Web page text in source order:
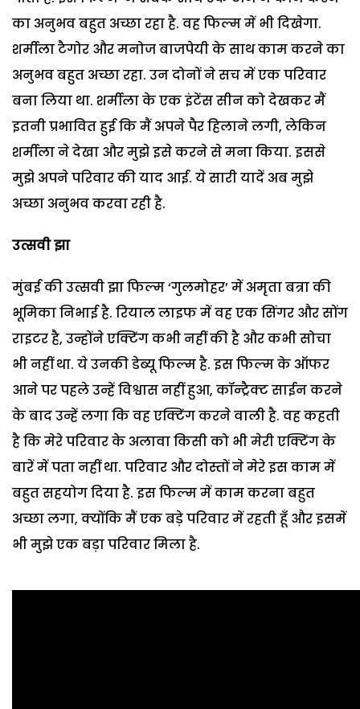
का अनुभव बहुत अच्छा रहा है. वह फिल्म में भी दिखेगा.
शर्मीला टैगोर और मनोज बाजपेयी के साथ काम करने का
अनुभव बहुत अच्छा रहा. उन दोनों ने सच में एक परिवार
बना लिया था. शर्मीला के एक इंटेंस सीन को देखकर मैं
इतनी प्रभावित हुई कि मैं अपने पैर हिलाने लगी, लेकिन
शर्मीला ने देखा और मुझे इसे करने से मना किया. इससे
मुझे अपने परिवार की याद आई. ये सारी यादें अब मुझे
अच्छा अनुभव करवा रही है.
उत्सवी झा
मुंबई की उत्सवी झा फिल्म ‘गुलमोहर’ में अमृता बत्रा की
भूमिका निभाई है. रियाल लाइफ में वह एक सिंगर और सोंग
राइटर है, उन्होंने एक्टिंग कभी नहीं की है और कभी सोचा
भी नहीं था. ये उनकी डेब्यू फिल्म है. इस फिल्म के ऑफर
आने पर पहले उन्हें विश्वास नहीं हुआ, कॉन्ट्रैक्ट साईन करने
के बाद उन्हें लगा कि वह एक्टिंग करने वाली है. वह कहती
है कि मेरे परिवार के अलावा किसी को भी मेरी एक्टिंग के
बारें में पता नहीं था. परिवार और दोस्तों ने मेरे इस काम में
बहुत सहयोग दिया है. इस फिल्म में काम करना बहुत
अच्छा लगा, क्योंकि मैं एक बड़े परिवार में रहती हूँ और इसमें
भी मुझे एक बड़ा परिवार मिला है.